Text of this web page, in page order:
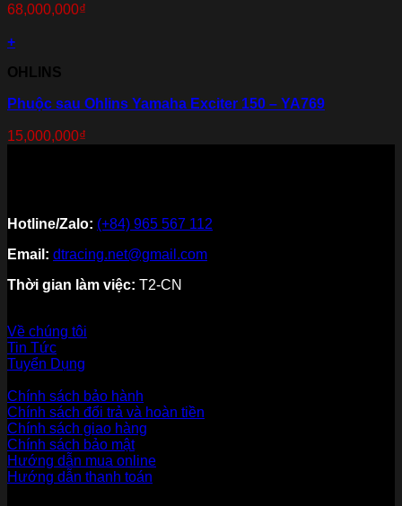
68,000,000₫
+
OHLINS
Phuộc sau Ohlins Yamaha Exciter 150 – YA769
15,000,000₫
Hotline/Zalo: (+84) 965 567 112
Email: dtracing.net@gmail.com
Thời gian làm việc: T2-CN
Về chúng tôi
Tin Tức
Tuyển Dụng
Chính sách bảo hành
Chính sách đổi trả và hoàn tiền
Chính sách giao hàng
Chính sách bảo mật
Hướng dẫn mua online
Hướng dẫn thanh toán